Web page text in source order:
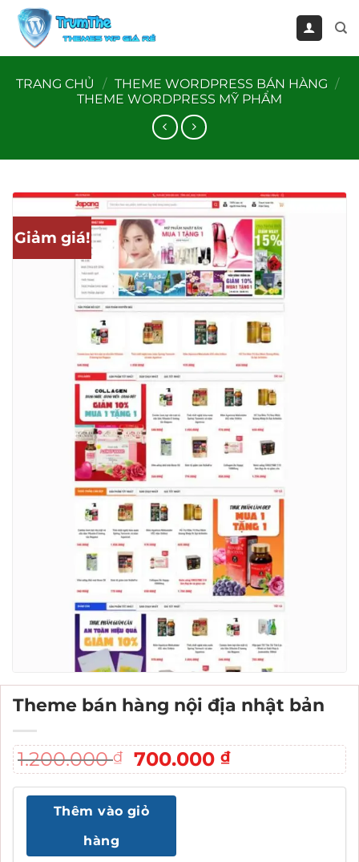
qua
TRANG CHỦ
/ THEME WORDPRESS BÁN HÀNG /
THEME WORDPRESS MỸ PHẨM
Giảm giá!
Theme bán hàng nội địa nhật bản
1.200.000₫
Giá
gốc
là:
1.200.000 ₫.
700.000₫Giá
hiện
Thêm vào giỏ
hàng